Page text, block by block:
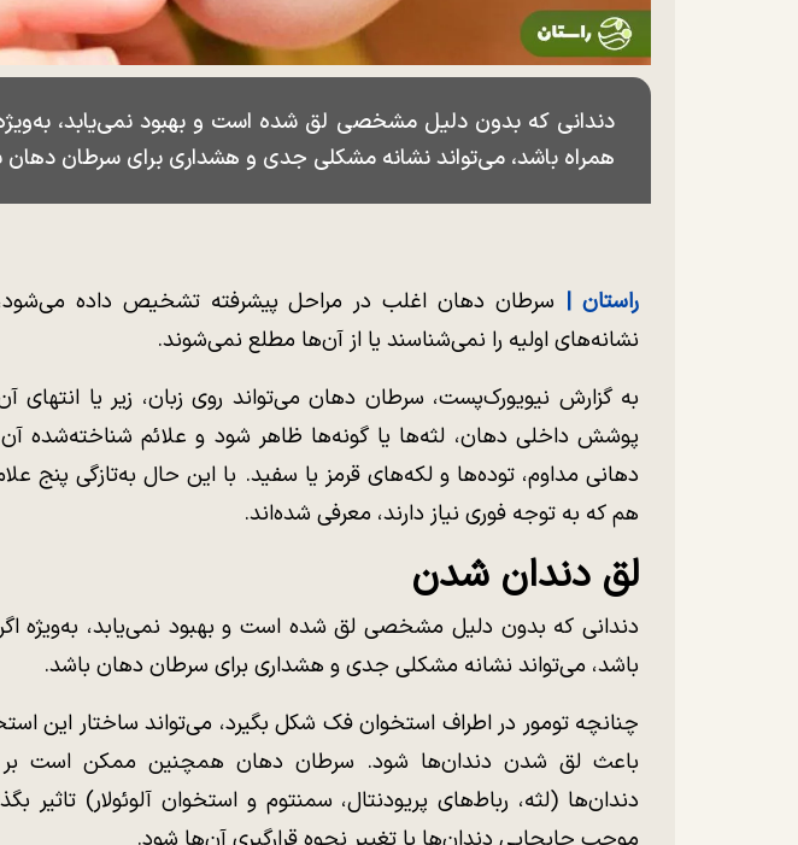
دندانی که بدون دلیل مشخصی لق شده است و بهبود نمی‌یابد، به‌ویژه
همراه باشد، می‌تواند نشانه‌ مشکلی جدی و هشداری برای سرطان دهان
راستان | سرطان دهان اغلب در مراحل پیشرفته تشخیص داده می‌شود،
نشانه‌های اولیه را نمی‌شناسند یا از آن‌ها مطلع نمی‌شوند.
به گزارش نیویورک‌پست، سرطان دهان می‌تواند روی زبان، زیر یا انتهای
پوشش داخلی دهان، لثه‌ها یا گونه‌ها ظاهر شود و علائم شناخته‌شده آن
دهانی مداوم، توده‌ها و لکه‌های قرمز یا سفید. با این حال به‌تازگی پنج
هم که به توجه فوری نیاز دارند، معرفی شده‌اند.
لق دندان شدن
دندانی که بدون دلیل مشخصی لق شده است و بهبود نمی‌یابد، به‌ویژه اگر
باشد، می‌تواند نشانه‌ مشکلی جدی و هشداری برای سرطان دهان باشد.
چنانچه تومور در اطراف استخوان فک شکل بگیرد، می‌تواند ساختار این
باعث لق شدن دندان‌ها شود. سرطان دهان همچنین ممکن است بر
دندان‌ها (لثه، رباط‌های پریودنتال، سمنتوم و استخوان آلوئولار) تاثیر